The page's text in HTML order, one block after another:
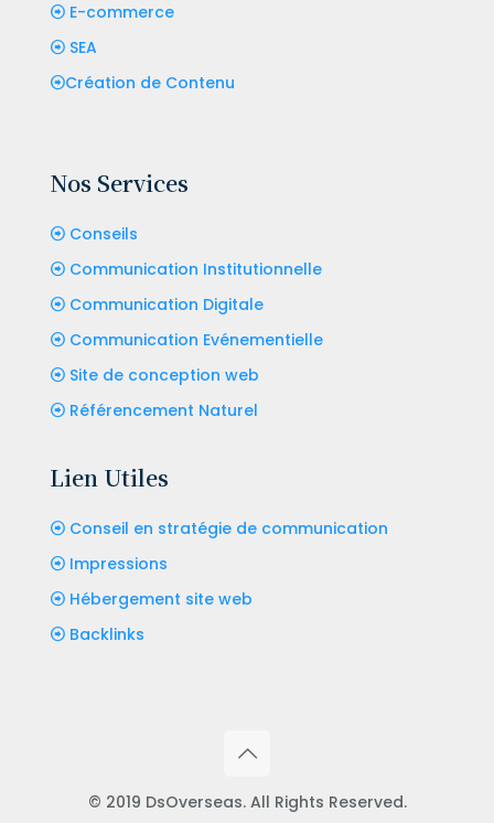
E-commerce
SEA
Création de Contenu
Nos Services
Conseils
Communication Institutionnelle
Communication Digitale
Communication Evénementielle
Site de conception web
Référencement Naturel
Lien Utiles
Conseil en stratégie de communication
Impressions
Hébergement site web
Backlinks
© 2019 DsOverseas. All Rights Reserved.